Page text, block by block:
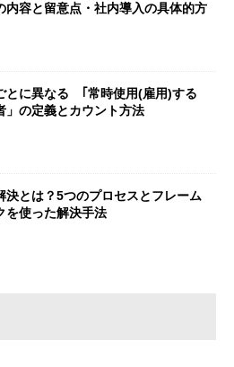
内容と留意点・社内導入の具体的方
とに異なる ｢常時使用(雇用)する
」の定義とカウント方法
決とは？5つのプロセスとフレーム
を使った解決手法